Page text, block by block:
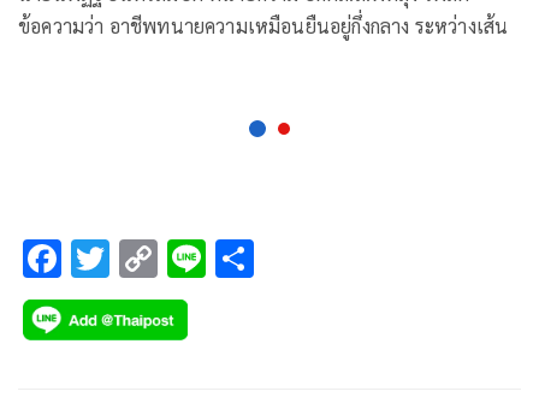
ข้อความว่า อาชีพทนายความเหมือนยืนอยู่กึ่งกลาง ระหว่างเส้น
F
ac
e
T
wi
tt
C
o
p
Li